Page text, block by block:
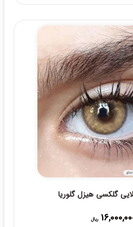
through
25,000,000 ریال
گلکسی هیزل گلوریا
ریال